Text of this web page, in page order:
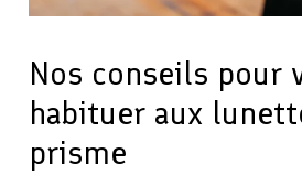
Nos conseils pour
habituer aux
prisme